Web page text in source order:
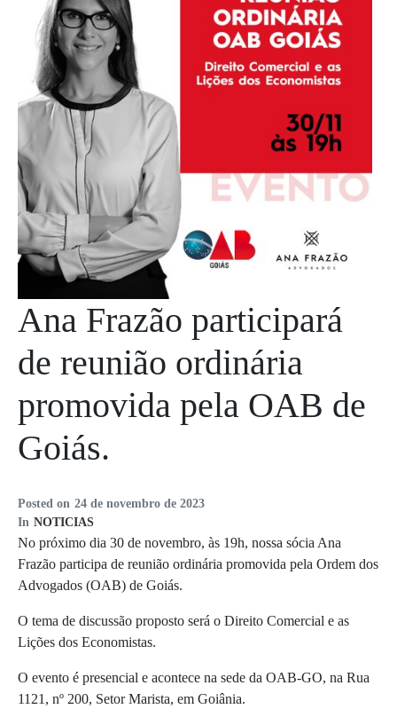
Posted on 24 de novembro de 2023
In NOTICIAS
Ana Frazão participará
de reunião ordinária
promovida pela OAB de
Goiás.
No próximo dia 30 de novembro, às 19h, nossa sócia Ana
Frazão participa de reunião ordinária promovida pela Ordem dos
Advogados (OAB) de Goiás.
O tema de discussão proposto será o Direito Comercial e as
Lições dos Economistas.
O evento é presencial e acontece na sede da OAB-GO, na Rua
1121, nº 200, Setor Marista, em Goiânia.